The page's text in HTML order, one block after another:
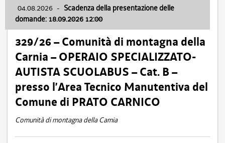
04.08.2026 - Scadenza della presentazione delle
domande: 18.09.2026 12:00
329/26 – Comunità di montagna della
Carnia – OPERAIO SPECIALIZZATO-
AUTISTA SCUOLABUS – Cat. B –
presso l’Area Tecnico Manutentiva del
Comune di PRATO CARNICO
Comunità di montagna della Carnia